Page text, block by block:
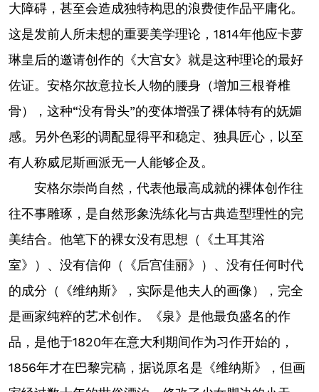
大障碍，甚至会造成独特构思的浪费使作品平庸化。
这是发前人所未想的重要美学理论，1814年他应卡萝
琳皇后的邀请创作的《大宫女》就是这种理论的最好
佐证。安格尔故意拉长人物的腰身（增加三根脊椎
骨），这种“没有骨头”的变体增强了裸体特有的妩媚
感。另外色彩的调配显得平和稳定、独具匠心，以至
有人称威尼斯画派无一人能够企及。
安格尔崇尚自然，代表他最高成就的裸体创作往
往不事雕琢，是自然形象洗练化与古典造型理性的完
美结合。他笔下的裸女没有思想（《土耳其浴
室》）、没有信仰（《后宫佳丽》）、没有任何时代
的成分（《维纳斯》，实际是他夫人的画像），完全
是画家纯粹的艺术创作。《泉》是他最负盛名的作
品，是他于1820年在意大利期间作为习作开始的，
1856年才在巴黎完稿，据说原名是《维纳斯》，但画